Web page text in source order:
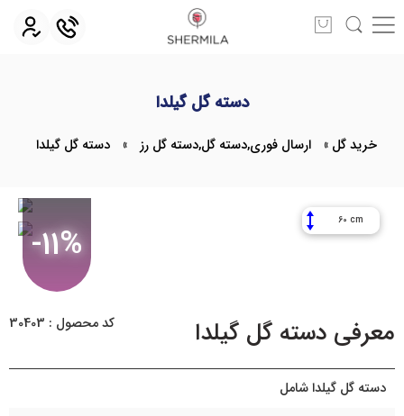
دسته گل گیلدا
خرید گل » ارسال فوری,دسته گل,دسته گل رز » دسته گل گیلدا
-11%
60 cm
معرفی دسته گل گیلدا کد محصول : 30403
دسته گل گیلدا شامل